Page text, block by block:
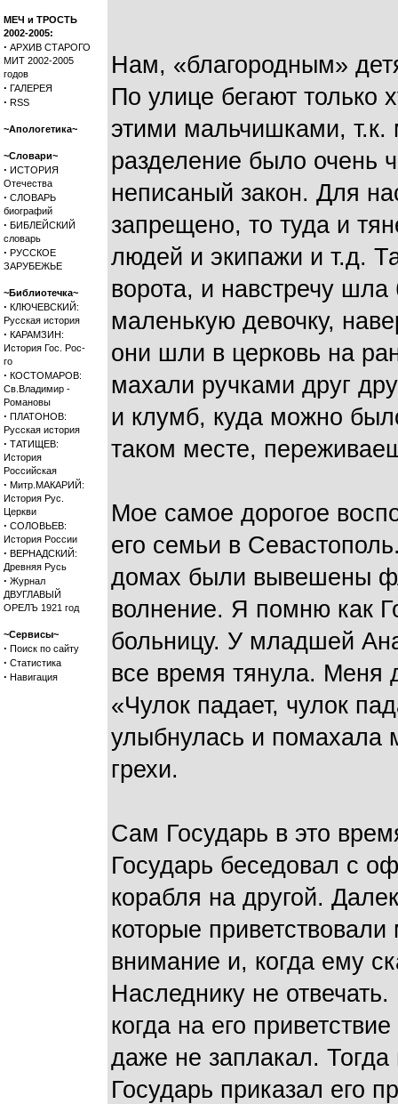
МЕЧ и ТРОСТЬ
2002-2005:
· АРХИВ СТАРОГО
МИТ 2002-2005
годов
· ГАЛЕРЕЯ
· RSS
~Апологетика~
~Словари~
· ИСТОРИЯ
Отечества
· СЛОВАРЬ
биографий
· БИБЛЕЙСКИЙ
словарь
· РУССКОЕ
ЗАРУБЕЖЬЕ
~Библиотечка~
· КЛЮЧЕВСКИЙ:
Русская история
· КАРАМЗИН:
История Гос. Рос-
го
· КОСТОМАРОВ:
Св.Владимир -
Романовы
· ПЛАТОНОВ:
Русская история
· ТАТИЩЕВ:
История
Российская
· Митр.МАКАРИЙ:
История Рус.
Церкви
· СОЛОВЬЕВ:
История России
· ВЕРНАДСКИЙ:
Древняя Русь
· Журнал
ДВУГЛАВЫЙ
ОРЕЛЪ 1921 год
~Сервисы~
· Поиск по сайту
· Статистика
· Навигация
Нам, «благородным»
По улице бегают только
этими мальчишками,
разделение было очень
неписаный закон. Для
запрещено, то туда и
людей и экипажи и т.д.
ворота, и навстречу
маленькую девочку,
они шли в церковь на
махали ручками друг
и клумб, куда можно
таком месте,
Мое самое дорогое
его семьи в
домах были вывешены
волнение. Я помню как
больницу. У младшей
все время тянула. Меня
«Чулок падает, чулок
улыбнулась и помахала
грехи.
Сам Государь в это
Государь беседовал с
корабля на другой.
которые
внимание и, когда ему
Наследнику не
когда на его
даже не заплакал.
Государь приказал его